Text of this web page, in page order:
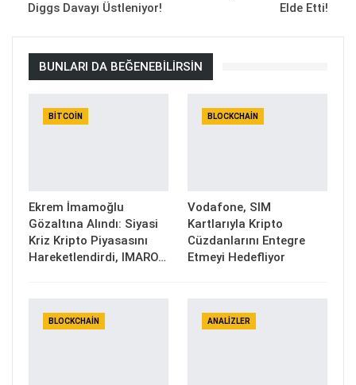
Diggs Davayı Üstleniyor!
Elde Etti!
BUNLARI DA BEĞENEBILIRSIN
BITCOIN
Ekrem İmamoğlu
Gözaltına Alındı: Siyasi
Kriz Kripto Piyasasını
Hareketlendirdi, IMARO…
BLOCKCHAIN
Vodafone, SIM
Kartlarıyla Kripto
Cüzdanlarını Entegre
Etmeyi Hedefliyor
BLOCKCHAIN ANALIZLER